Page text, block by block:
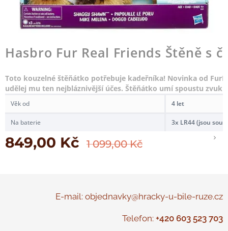
Hasbro Fur Real Friends Štěně s
Toto kouzelné štěňátko potřebuje kadeřníka! Novinka od
udělej mu ten nejbláznivější účes. Štěňátko umí spoustu
Věk od 4 let
Na baterie 3x LR44 (jsou
849,00 Kč 1 099,00Kč
E-mail: objednavky@hracky-u-bile-ruze.cz
Telefon: +420 603 523 703